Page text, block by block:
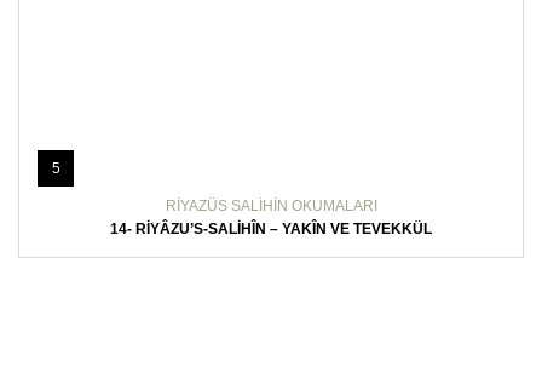
5
RIYAZÜS SALIHIN OKUMALARI
14- RIYÂZU’S-SALIHÎN – YAKÎN VE TEVEKKÜL